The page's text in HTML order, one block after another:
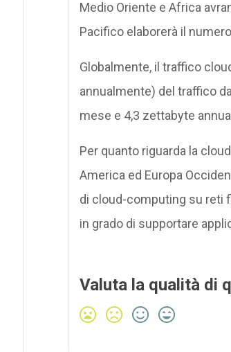
Medio Oriente e Africa
Pacifico elaborerà il
Globalmente, il traffico
annualmente) del traffico
mese e 4,3 zettabyte
Per quanto riguarda la
America ed Europa
di cloud-computing su reti
in grado di supportare
Valuta la qualità di